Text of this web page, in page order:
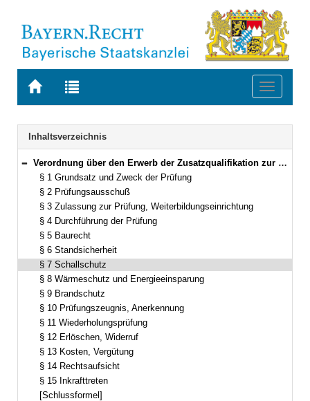
Zur
BAYERN.RECHT
Zur
letzten
Suche
Toggle
Navigation
Inhaltsverzeichnis
Bereich reduzieren
Verordnung über den Erwerb der Zusatzqualifikation zur Erstellung der bautechnischen Nachweise im Sinn des Art. 62 der Bayerischen Bauordnung (ZusatzqualifikationsverordnungBau – ZQualVBau) Vom 17. Mai 1994 (GVBl. S. 401) BayRS 2132-1-22-B (§§ 1–15)
§ 1 Grundsatz und Zweck der Prüfung
§ 2 Prüfungsausschuß
§ 3 Zulassung zur Prüfung, Weiterbildungseinrichtung
§ 4 Durchführung der Prüfung
§ 5 Baurecht
§ 6 Standsicherheit
§ 7 Schallschutz
§ 8 Wärmeschutz und Energieeinsparung
§ 9 Brandschutz
§ 10 Prüfungszeugnis, Anerkennung
§ 11 Wiederholungsprüfung
§ 12 Erlöschen, Widerruf
§ 13 Kosten, Vergütung
§ 14 Rechtsaufsicht
§ 15 Inkrafttreten
[Schlussformel]